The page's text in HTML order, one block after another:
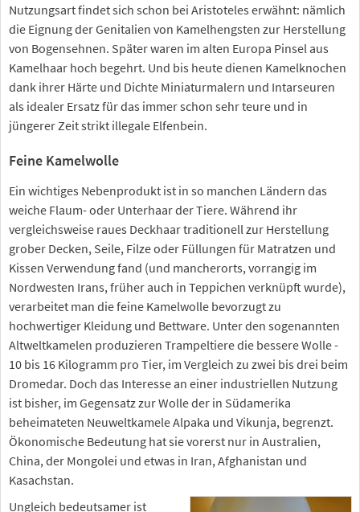
Nutzungsart findet sich schon bei Aristoteles erwähnt: nämlich
die Eignung der Genitalien von Kamelhengsten zur Herstellung
von Bogensehnen. Später waren im alten Europa Pinsel aus
Kamelhaar hoch begehrt. Und bis heute dienen Kamelknochen
dank ihrer Härte und Dichte Miniaturmalern und Intarseuren
als idealer Ersatz für das immer schon sehr teure und in
jüngerer Zeit strikt illegale Elfenbein.
Feine Kamelwolle
Ein wichtiges Nebenprodukt ist in so manchen Ländern das
weiche Flaum- oder Unterhaar der Tiere. Während ihr
vergleichsweise raues Deckhaar traditionell zur Herstellung
grober Decken, Seile, Filze oder Füllungen für Matratzen und
Kissen Verwendung fand (und mancherorts, vorrangig im
Nordwesten Irans, früher auch in Teppichen verknüpft wurde),
verarbeitet man die feine Kamelwolle bevorzugt zu
hochwertiger Kleidung und Bettware. Unter den sogenannten
Altweltkamelen produzieren Trampeltiere die bessere Wolle -
10 bis 16 Kilogramm pro Tier, im Vergleich zu zwei bis drei beim
Dromedar. Doch das Interesse an einer industriellen Nutzung
ist bisher, im Gegensatz zur Wolle der in Südamerika
beheimateten Neuweltkamele Alpaka und Vikunja, begrenzt.
Ökonomische Bedeutung hat sie vorerst nur in Australien,
China, der Mongolei und etwas in Iran, Afghanistan und
Kasachstan.
Ungleich bedeutsamer ist